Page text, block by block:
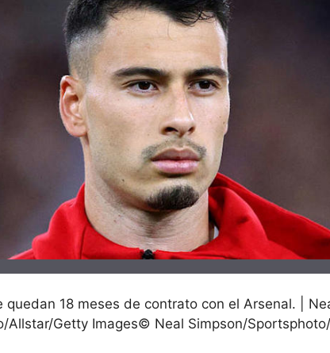
quedan 18 meses de contrato con el Arsenal. |
Allstar/Getty Images© Neal Simpson/